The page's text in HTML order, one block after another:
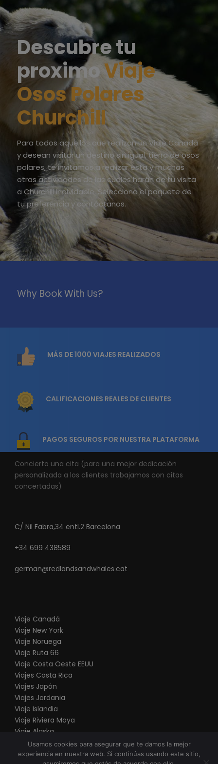
Descubre tu
proximoViaje
Osos Polares
Churchill
Para todos aquellos que realizan unViaje Canadá
y desean visitar un destino sin igual, tierra de osos
polares, te invitamos a realizar esta y muchas
otras actividades de las cuales harán de tu visita
a Churchill inolvidable. Selecciona el paquete de
tu preferencia y contáctanos.
Why Book With Us?
MÁS DE 1000 VIAJES REALIZADOS
CALIFICACIONES REALES DE CLIENTES
PAGOS SEGUROS POR NUESTRA PLATAFORMA
Concierta una cita (para una mejor dedicación
personalizada a los clientes trabajamos con citas
concertadas)
C/ Nil Fabra,34 entl.2 Barcelona
+34 699 438589
german@redlandsandwhales.cat
Viaje Canadá
Viaje New York
Viaje Noruega
Viaje Ruta 66
Viaje Costa Oeste EEUU
Viajes Costa Rica
Viajes Japón
Viajes Jordania
Viaje Islandia
Viaje Riviera Maya
Viaje Alaska
Viaje Punta Cana
Usamos cookies para asegurar que te damos la mejor
experiencia en nuestra web. Si continúas usando este sitio,